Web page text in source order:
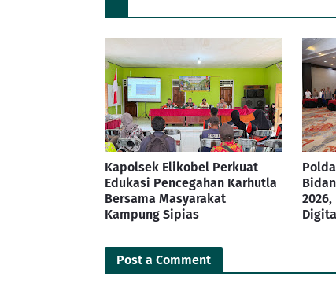
Kapolsek Elikobel Perkuat
Edukasi Pencegahan Karhutla
Bersama Masyarakat
Kampung Sipias
Post a Comment